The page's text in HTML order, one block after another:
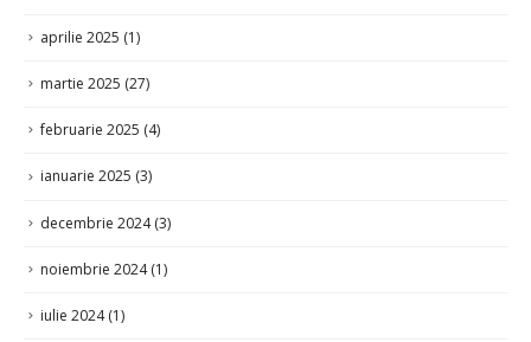
aprilie 2025 (1)
martie 2025 (27)
februarie 2025 (4)
ianuarie 2025 (3)
decembrie 2024(3)
noiembrie 2024(1)
iulie 2024(1)